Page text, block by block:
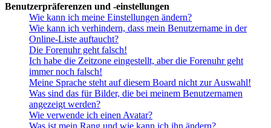
Benutzerpräferenzen und -einstellungen
Wie kann ich meine Einstellungen ändern?
Wie kann ich verhindern, dass mein Benutzername in der
Online-Liste auftaucht?
Die Forenuhr geht falsch!
Ich habe die Zeitzone eingestellt, aber die Forenuhr geht
immer noch falsch!
Meine Sprache steht auf diesem Board nicht zur Auswahl!
Was sind das für Bilder, die bei meinem Benutzernamen
angezeigt werden?
Wie verwende ich einen Avatar?
Was ist mein Rang und wie kann ich ihn ändern?